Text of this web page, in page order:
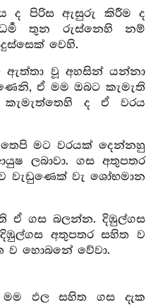
ද පිරිස ඇසුරු කිරීම ද
තුන රුස්නෙහි නම්
වෙහි.
ඇත්තා වූ අහසින් යන්නා
ඒ මම ඔබට කැමැති
ද ඒ වරය
තෙපි මට වරයක් දෙන්නහු
ලබාවා. ගස අතුපතර
වැඩුණෙක් වැ ශෝභමාන
ඒ ගස බලන්න. දිඹුල්ගස
අතුපතර සහිත ව
ව හොබනේ වේවා.
මම ඵල සහිත ගස දැක